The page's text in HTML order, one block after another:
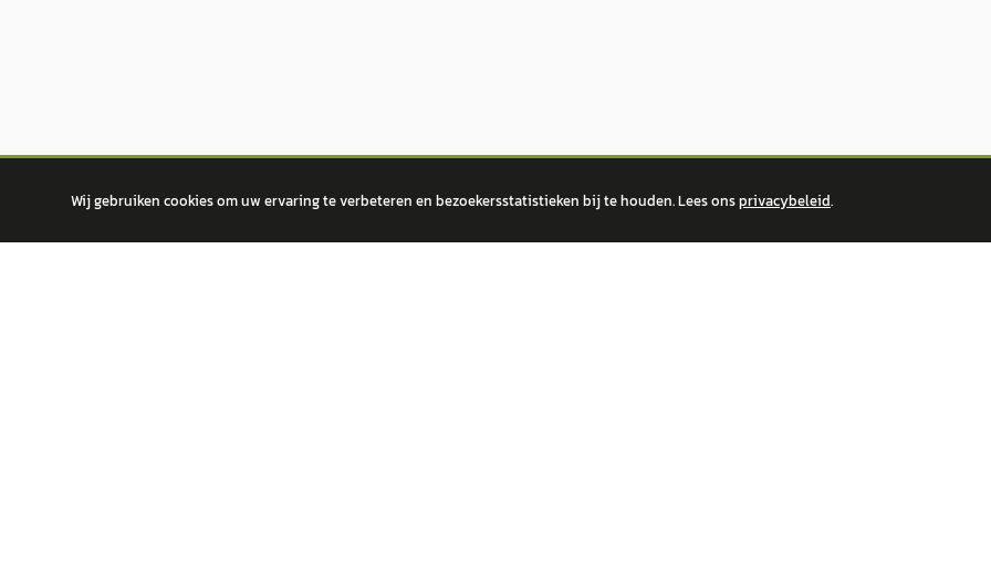
Wij gebruiken cookies om uw ervaring te verbeteren en bezoekersstatistieken bij te houden. Lees onsprivacybeleid.